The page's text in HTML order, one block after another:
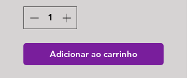
Adicionar ao carrinho